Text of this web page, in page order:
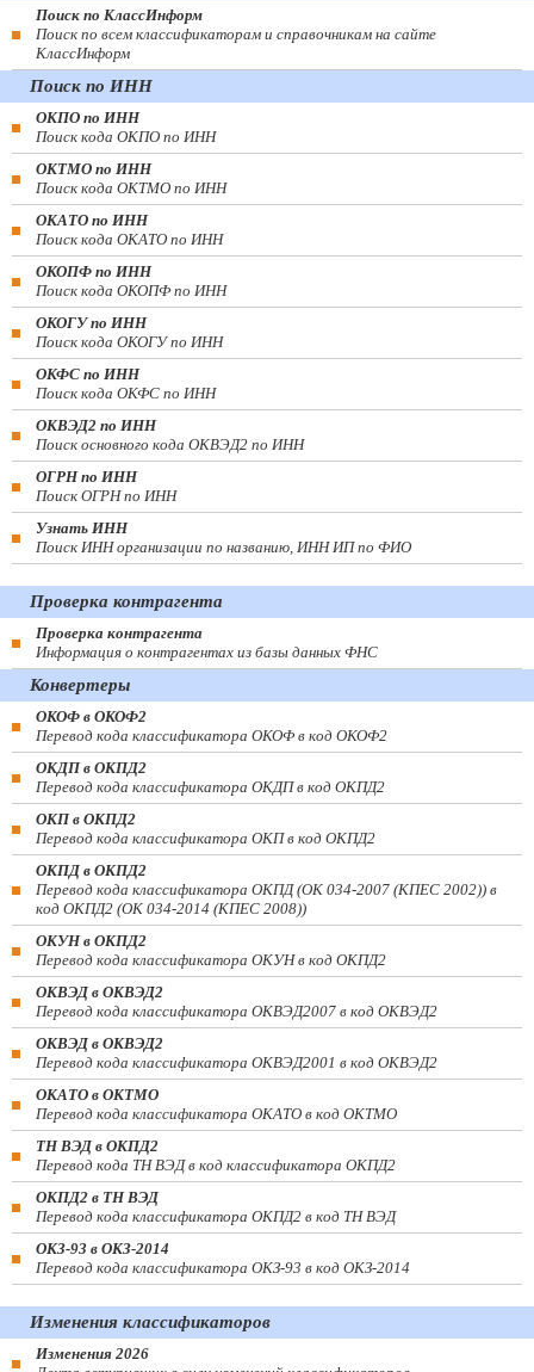
Поиск по КлассИнформ
Поиск по всем классификаторам и справочникам на сайте
КлассИнформ
Поиск по ИНН
ОКПО по ИНН
Поиск кода ОКПО по ИНН
ОКТМО по ИНН
Поиск кода ОКТМО по ИНН
ОКАТО по ИНН
Поиск кода ОКАТО по ИНН
ОКОПФ по ИНН
Поиск кода ОКОПФ по ИНН
ОКОГУ по ИНН
Поиск кода ОКОГУ по ИНН
ОКФС по ИНН
Поиск кода ОКФС по ИНН
ОКВЭД2 по ИНН
Поиск основного кода ОКВЭД2 по ИНН
ОГРН по ИНН
Поиск ОГРН по ИНН
Узнать ИНН
Поиск ИНН организации по названию, ИНН ИП по ФИО
Проверка контрагента
Проверка контрагента
Информация о контрагентах из базы данных ФНС
Конвертеры
ОКОФ в ОКОФ2
Перевод кода классификатора ОКОФ в код ОКОФ2
ОКДП в ОКПД2
Перевод кода классификатора ОКДП в код ОКПД2
ОКП в ОКПД2
Перевод кода классификатора ОКП в код ОКПД2
ОКПД в ОКПД2
Перевод кода классификатора ОКПД (ОК 034-2007 (КПЕС 2002)) в
код ОКПД2 (ОК 034-2014 (КПЕС 2008))
ОКУН в ОКПД2
Перевод кода классификатора ОКУН в код ОКПД2
ОКВЭД в ОКВЭД2
Перевод кода классификатора ОКВЭД2007 в код ОКВЭД2
ОКВЭД в ОКВЭД2
Перевод кода классификатора ОКВЭД2001 в код ОКВЭД2
ОКАТО в ОКТМО
Перевод кода классификатора ОКАТО в код ОКТМО
ТН ВЭД в ОКПД2
Перевод кода ТН ВЭД в код классификатора ОКПД2
ОКПД2 в ТН ВЭД
Перевод кода классификатора ОКПД2 в код ТН ВЭД
ОКЗ-93 в ОКЗ-2014
Перевод кода классификатора ОКЗ-93 в код ОКЗ-2014
Изменения классификаторов
Изменения 2026